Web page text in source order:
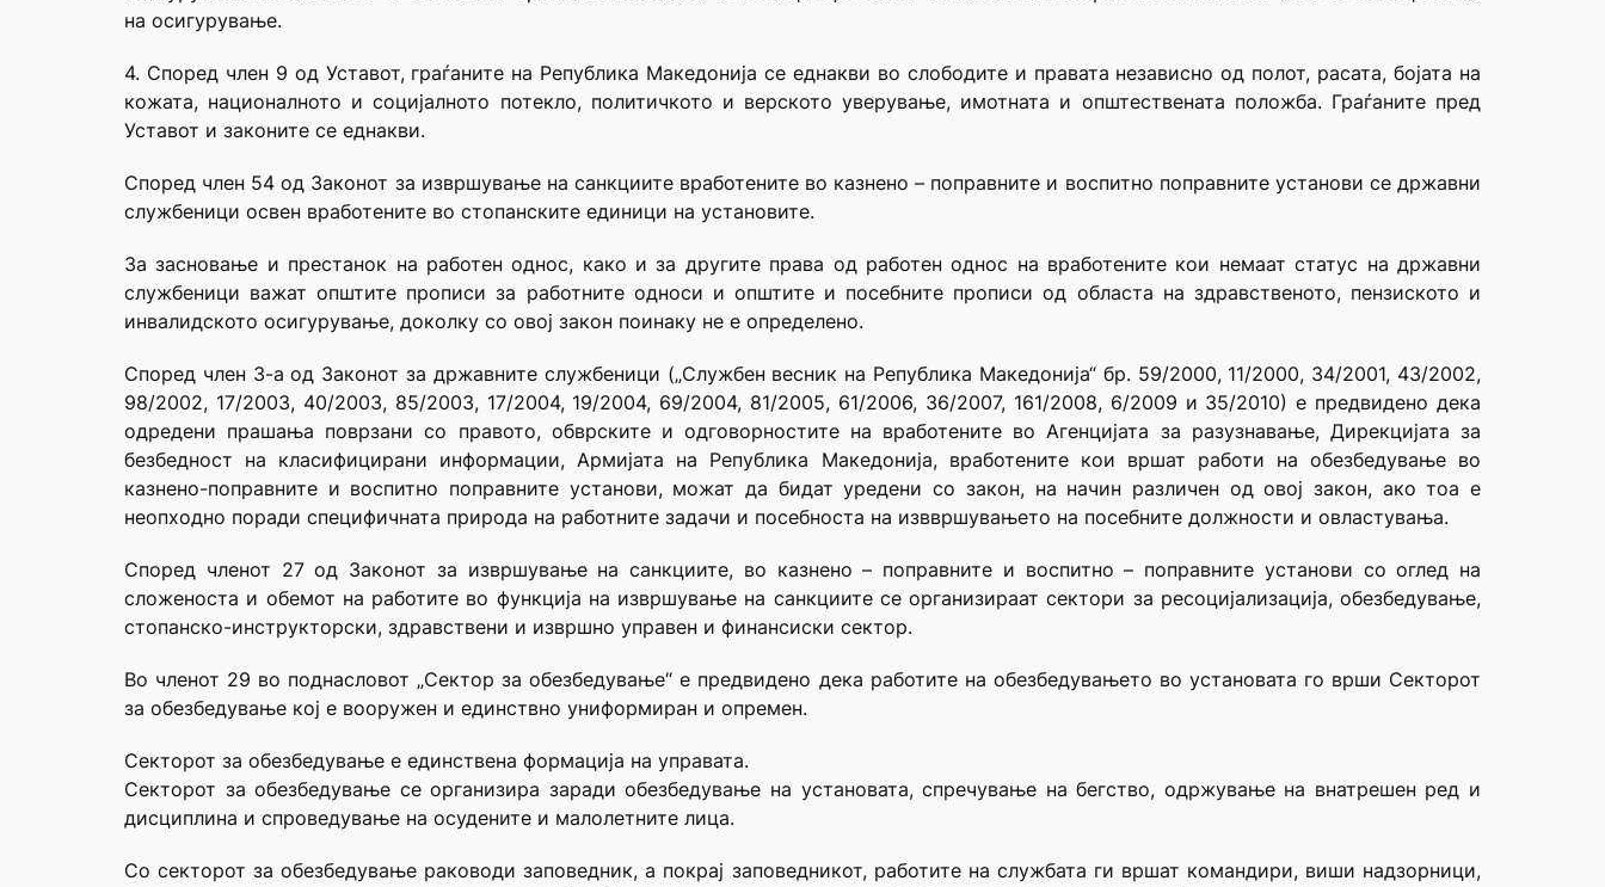
на осигурување.
4. Според член 9 од Уставот, граѓаните на Република Македонија се еднакви во слободите и правата независно од полот, расата, бојата на
кожата, националното и социјалното потекло, политичкото и верското уверување, имотната и општествената положба. Граѓаните пред
Уставот и законите се еднакви.
Според член 54 од Законот за извршување на санкциите вработените во казнено – поправните и воспитно поправните установи се државни
службеници освен вработените во стопанските единици на установите.
За засновање и престанок на работен однос, како и за другите права од работен однос на вработените кои немаат статус на државни
службеници важат општите прописи за работните односи и општите и посебните прописи од областа на здравственото, пензиското и
инвалидското осигурување, доколку со овој закон поинаку не е определено.
Според член 3-а од Законот за државните службеници („Службен весник на Република Македонија“ бр. 59/2000, 11/2000, 34/2001, 43/2002,
98/2002, 17/2003, 40/2003, 85/2003, 17/2004, 19/2004, 69/2004, 81/2005, 61/2006, 36/2007, 161/2008, 6/2009 и 35/2010) е предвидено дека
одредени прашања поврзани со правото, обврските и одговорностите на вработените во Агенцијата за разузнавање, Дирекцијата за
безбедност на класифицирани информации, Армијата на Република Македонија, вработените кои вршат работи на обезбедување во
казнено-поправните и воспитно поправните установи, можат да бидат уредени со закон, на начин различен од овој закон, ако тоа е
неопходно поради специфичната природа на работните задачи и посебноста на изввршувањето на посебните должности и овластувања.
Според членот 27 од Законот за извршување на санкциите, во казнено – поправните и воспитно – поправните установи со оглед на
сложеноста и обемот на работите во функција на извршување на санкциите се организираат сектори за ресоцијализација, обезбедување,
стопанско-инструкторски, здравствени и извршно управен и финансиски сектор.
Во членот 29 во поднасловот „Сектор за обезбедување“ е предвидено дека работите на обезбедувањето во установата го врши Секторот
за обезбедување кој е вооружен и единствно униформиран и опремен.
Секторот за обезбедување е единствена формација на управата.
Секторот за обезбедување се организира заради обезбедување на установата, спречување на бегство, одржување на внатрешен ред и
дисциплина и спроведување на осудените и малолетните лица.
Со секторот за обезбедување раководи заповедник, а покрај заповедникот, работите на службата ги вршат командири, виши надзорници,